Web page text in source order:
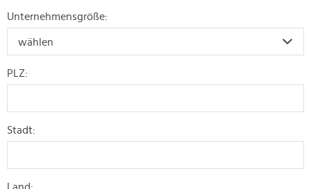
Unternehmensgröße:
PLZ:
Stadt:
Land: